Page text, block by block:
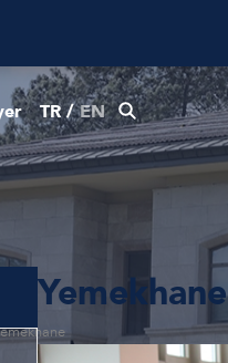
TR/EN
Yemekhane